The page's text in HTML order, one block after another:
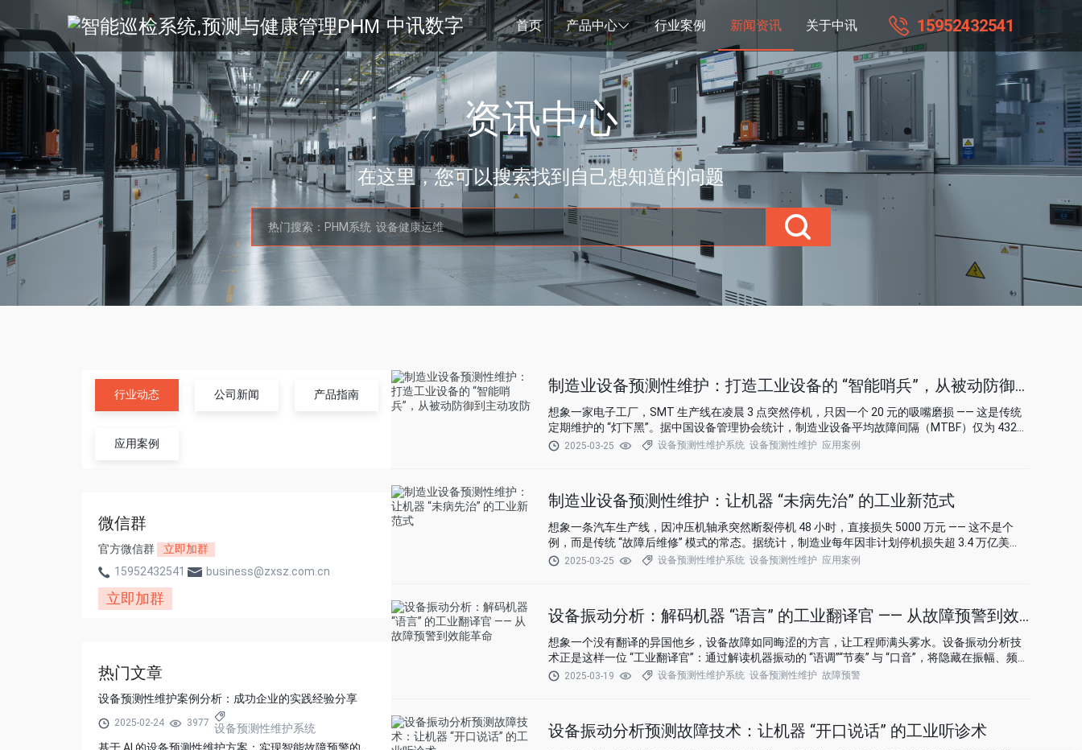
中讯数字 首页 产品中心 行业案例 新闻资讯 关于中讯 15952432541
资讯中心
在这里，您可以搜索找到自己想知道的问题
行业动态 公司新闻 产品指南
应用案例
微信群
官方微信群
立即加群
15952432541
business@zxsz.com.cn
立即加群
热门文章
设备预测性维护案例分析：成功企业的实践经验分享
2025-02-24 3977 设备预测性维护系统
制造业设备预测性维护：打造工业设备的 “智能哨兵”，从被动防御到主动
想象一家电子工厂，SMT 生产线在凌晨 3 点突然停机，只因一个 20 元的吸嘴磨损 —— 这是传统
定期维护的 “灯下黑”。据中国设备管理协会统计，制造业设备平均故障间隔（MTBF）仅为 432
小时，而预测性维护可将其延长至 720 小时以上。本文将以 “军事防御” 为类比，拆解让设备 “不
2025-03-25 设备预测性维护系统 设备预测性维护 应用案例
制造业设备预测性维护：让机器 “未病先治” 的工业新范式
想象一条汽车生产线，因冲压机轴承突然断裂停机 48 小时，直接损失 5000 万元 —— 这不是个
例，而是传统 “故障后维修” 模式的常态。据统计，制造业每年因非计划停机损失超 3.4 万亿美
元，而 80% 的故障本可通过预测性维护避免。本文将用 “医疗体系” 类比，拆解这项让设备 “未病
2025-03-25 设备预测性维护系统 设备预测性维护 应用案例
设备振动分析：解码机器 “语言” 的工业翻译官 —— 从故障预警到效能革命
想象一个没有翻译的异国他乡，设备故障如同晦涩的方言，让工程师满头雾水。设备振动分析技
术正是这样一位 “工业翻译官”：通过解读机器振动的 “语调”“节奏” 与 “口音”，将隐藏在振幅、频
率、相位中的故障密码转化为可行动的维护指令。从蒸汽机时代的听诊棒到 AI 驱动的智能监测，
2025-03-19 设备预测性维护系统 设备预测性维护 故障预警
设备振动分析预测故障技术：让机器 “开口说话” 的工业听诊术